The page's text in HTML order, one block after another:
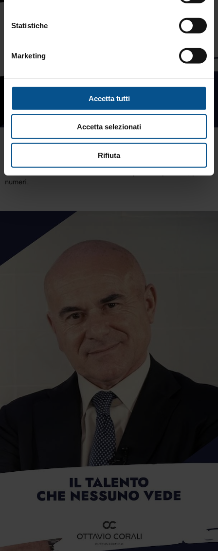
Statistiche
Marketing
Accetta tutti
Accetta selezionati
Rifiuta
Numeri sì, ma prima le persone
Il vero successo nasce dalla relazione: prima le persone, poi i
numeri.